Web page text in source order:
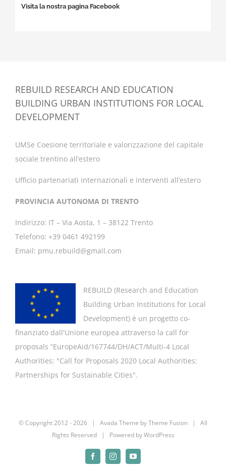
Visita la nostra pagina Facebook
REBUILD RESEARCH AND EDUCATION
BUILDING URBAN INSTITUTIONS FOR LOCAL
DEVELOPMENT
UMSe Coesione territoriale e valorizzazione del capitale
sociale trentino all’estero
Ufficio partenariati internazionali e interventi all’estero
PROVINCIA AUTONOMA DI TRENTO
Indirizzo: IT – Via Aosta, 1 – 38122 Trento
Telefono: +39 0461 492199
Email: pmu.rebuild@gmail.com
REBUILD (Research and Education
Building Urban Institutions for Local
Development) è un progetto co-
finanziato dall'Unione europea attraverso la call for
proposals “EuropeAid/167744/DH/ACT/Multi-4 Local
Authorities: "Call for Proposals 2020 Local Authorities:
Partnerships for Sustainable Cities".
© Copyright 2012 -2026 | Avada Theme byTheme Fusion | All
Rights Reserved | Powered byWordPress
FacebookInstagramYouTube